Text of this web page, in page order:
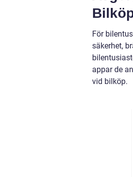
För
säkerhet,
appar de
vid bilköp.